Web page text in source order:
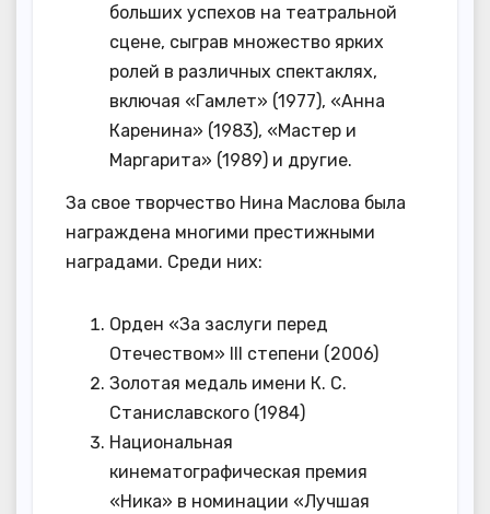
больших успехов на театральной
сцене, сыграв множество ярких
ролей в различных спектаклях,
включая «Гамлет» (1977), «Анна
Каренина» (1983), «Мастер и
Маргарита» (1989) и другие.
За свое творчество Нина Маслова была
награждена многими престижными
наградами. Среди них:
Орден «За заслуги перед
Отечеством» III степени (2006)
Золотая медаль имени К. С.
Станиславского (1984)
Национальная
кинематографическая премия
«Ника» в номинации «Лучшая